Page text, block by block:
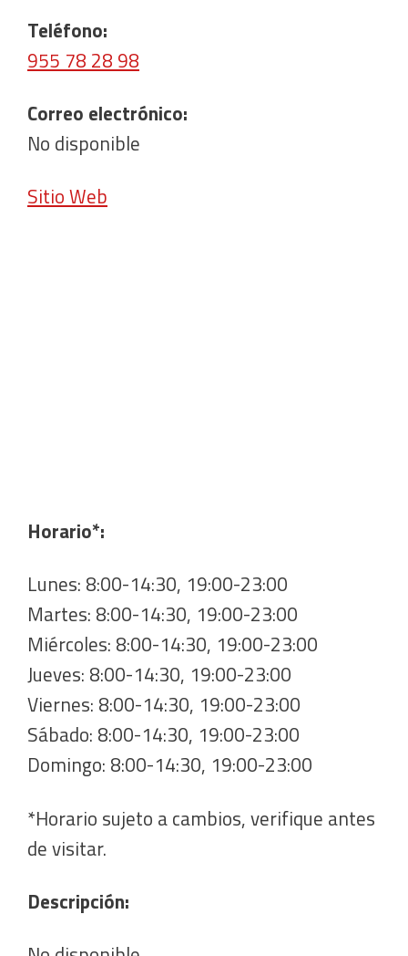
Teléfono:
955 78 28 98
Correo electrónico:
No disponible
Sitio Web
Horario*:
Lunes: 8:00-14:30, 19:00-23:00
Martes: 8:00-14:30, 19:00-23:00
Miércoles: 8:00-14:30, 19:00-23:00
Jueves: 8:00-14:30, 19:00-23:00
Viernes: 8:00-14:30, 19:00-23:00
Sábado: 8:00-14:30, 19:00-23:00
Domingo: 8:00-14:30, 19:00-23:00
*Horario sujeto a cambios, verifique antes
de visitar.
Descripción: